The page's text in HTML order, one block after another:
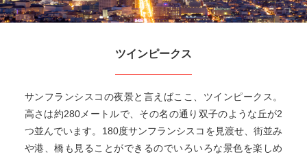
ツインピークス
サンフランシスコの夜景と言えばここ、ツインピークス。
高さは約280メートルで、その名の通り双子のような丘が2
つ並んでいます。180度サンフランシスコを見渡せ、街並み
や港、橋も見ることができるのでいろいろな景色を楽しめ